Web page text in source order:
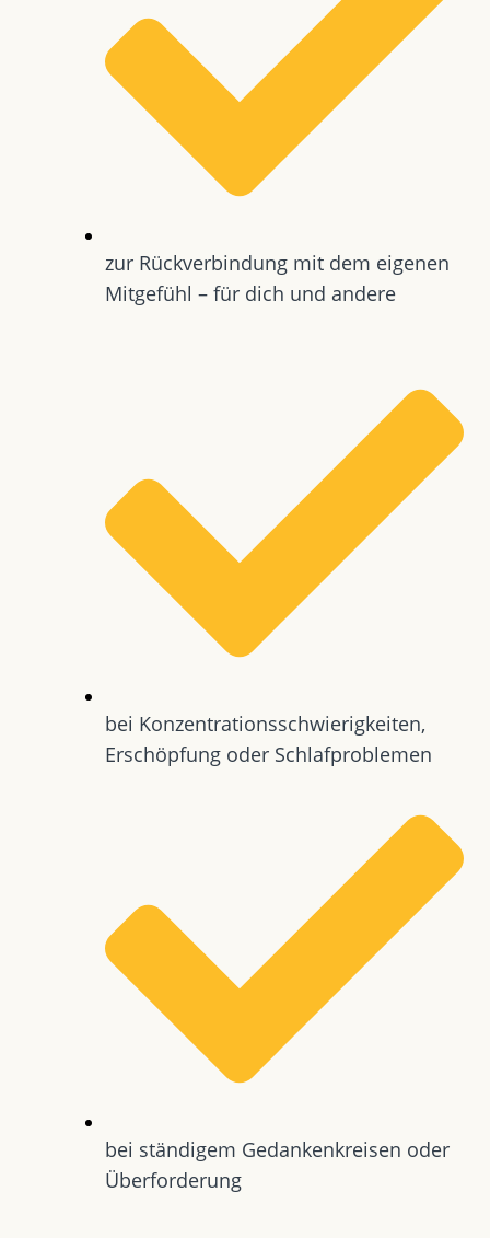
zur Rückverbindung mit dem eigenen
Mitgefühl – für dich und andere
bei Konzentrationsschwierigkeiten,
Erschöpfung oder Schlafproblemen
bei ständigem Gedankenkreisen oder
Überforderung